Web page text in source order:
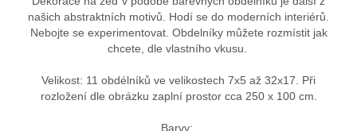
našich abstraktních motivů. Hodí se do moderních interiérů.
Nebojte se experimentovat. Obdelníky můžete rozmístit jak
chcete, dle vlastního vkusu.
Velikost: 11 obdélníků ve velikostech 7x5 až 32x17. Při
rozložení dle obrázku zaplní prostor cca 250 x 100 cm.
Barvy: